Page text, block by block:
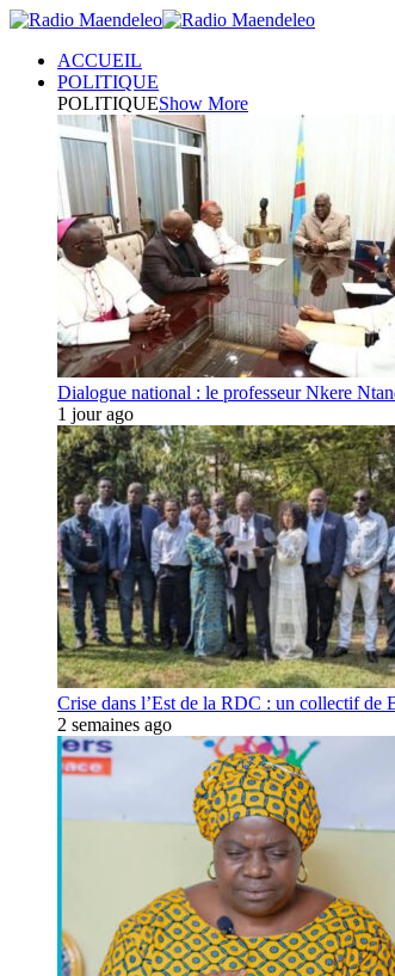
ACCUEIL
POLITIQUE
POLITIQUEShow More
Dialogue national : le professeur Nkere
1 jour ago
Crise dans l’Est de la RDC : un collectif
2 semaines ago